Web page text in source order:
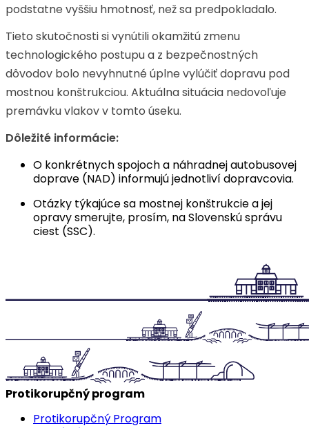
podstatne vyššiu hmotnosť, než sa predpokladalo.
Tieto skutočnosti si vynútili okamžitú zmenu
technologického postupu a z bezpečnostných
dôvodov bolo nevyhnutné úplne vylúčiť dopravu pod
mostnou konštrukciou. Aktuálna situácia nedovoľuje
premávku vlakov v tomto úseku.
Dôležité informácie:
O konkrétnych spojoch a náhradnej autobusovej
doprave (NAD) informujú jednotliví dopravcovia.
Otázky týkajúce sa mostnej konštrukcie a jej
opravy smerujte, prosím, na Slovenskú správu
ciest (SSC).
Protikorupčný program
Protikorupčný Program